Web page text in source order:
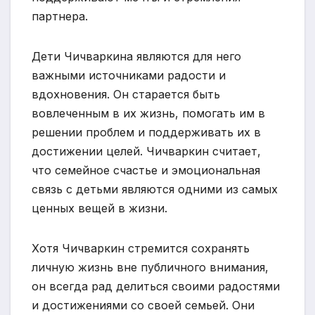
партнера.
Дети Чичваркина являются для него
важными источниками радости и
вдохновения. Он старается быть
вовлеченным в их жизнь, помогать им в
решении проблем и поддерживать их в
достижении целей. Чичваркин считает,
что семейное счастье и эмоциональная
связь с детьми являются одними из самых
ценных вещей в жизни.
Хотя Чичваркин стремится сохранять
личную жизнь вне публичного внимания,
он всегда рад делиться своими радостями
и достижениями со своей семьей. Они